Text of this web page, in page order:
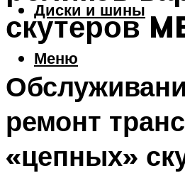
Диски и шины
Меню
скутеров
ремонт
«цепных»